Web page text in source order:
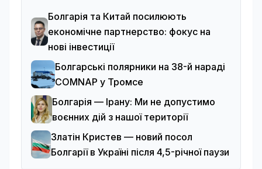
Болгарія та Китай посилюють
економічне партнерство: фокус на
нові інвестиції
Болгарські полярники на 38-й нараді
COMNAP у Тромсе
Болгарія — Ірану: Ми не допустимо
воєнних дій з нашої території
Златін Кристев — новий посол
Болгарії в Україні після 4,5-річної паузи